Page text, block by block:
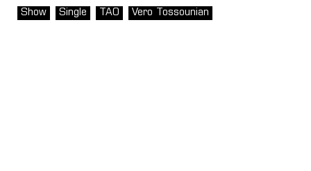
Show Single TAO Vero Tossounian